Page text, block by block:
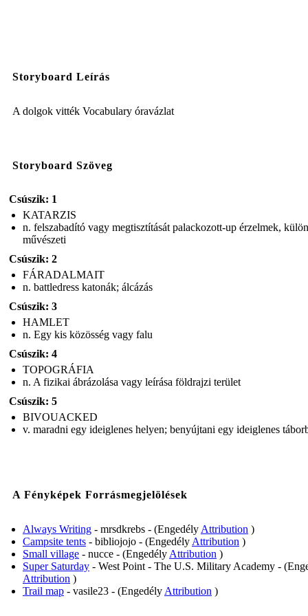
Storyboard Leírás
A dolgok vitték Vocabulary óravázlat
Storyboard Szöveg
Csúszik: 1
KATARZIS
n. felszabadító vagy megtisztítását palackozott-up érzelmek,
művészeti
Csúszik: 2
FÁRADALMAIT
n. battledress katonák; álcázás
Csúszik: 3
HAMLET
n. Egy kis közösség vagy falu
Csúszik: 4
TOPOGRÁFIA
n. A fizikai ábrázolása vagy leírása földrajzi terület
Csúszik: 5
BIVOUACKED
v. maradni egy ideiglenes helyen; benyújtani egy ideiglenes
A Fényképek Forrásmegjelölések
Always Writing - mrsdkrebs - (Engedély Attribution )
Campsite tents - bibliojojo - (Engedély Attribution )
Small village - nucce - (Engedély Attribution )
Super Saturday - West Point - The U.S. Military Academy -
Attribution )
Trail map - vasile23 - (Engedély Attribution )